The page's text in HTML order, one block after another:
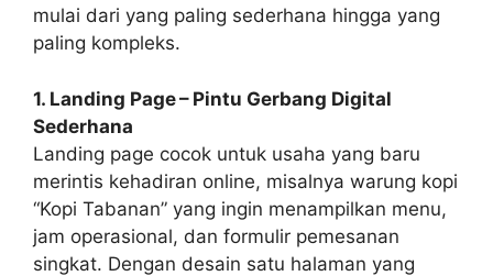
mulai dari yang paling sederhana hingga yang
paling kompleks.
1. Landing Page – Pintu Gerbang Digital
Sederhana
Landing page cocok untuk usaha yang baru
merintis kehadiran online, misalnya warung kopi
“Kopi Tabanan” yang ingin menampilkan menu,
jam operasional, dan formulir pemesanan
singkat. Dengan desain satu halaman yang